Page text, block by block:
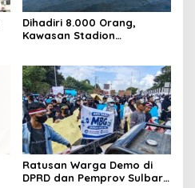
Dihadiri 8.000 Orang,
Kawasan Stadion
Hari Bhayangkara
Ratusan Warga Demo di
DPRD dan Pemprov Sulbar,